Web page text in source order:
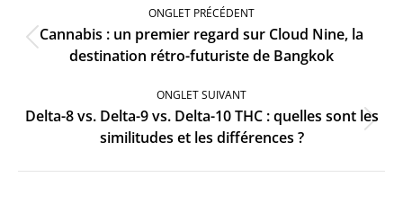
ONGLET PRÉCÉDENT
Onglet
précédent
Cannabis : un premier regard sur Cloud Nine, la
destination rétro-futuriste de Bangkok
ONGLET SUIVANT
Onglet
suivant
Delta-8 vs. Delta-9 vs. Delta-10 THC : quelles sont les
similitudes et les différences ?